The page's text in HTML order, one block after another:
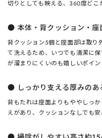
切りとしても映える、360度どこ
●本体・背クッション・
背クッション5個と座面部は取り
て洗えるため、いつでも清潔に
が溜まりにくいのも嬉しいポイン
● しっかり支える厚みのあ
背もたれは座面よりもややしっ
えがあり、クッションなしでも安